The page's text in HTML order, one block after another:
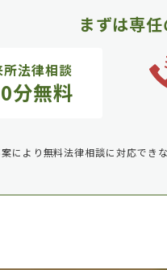
まずは専
所法律相談
分無料
により無料法律相談に対応できな